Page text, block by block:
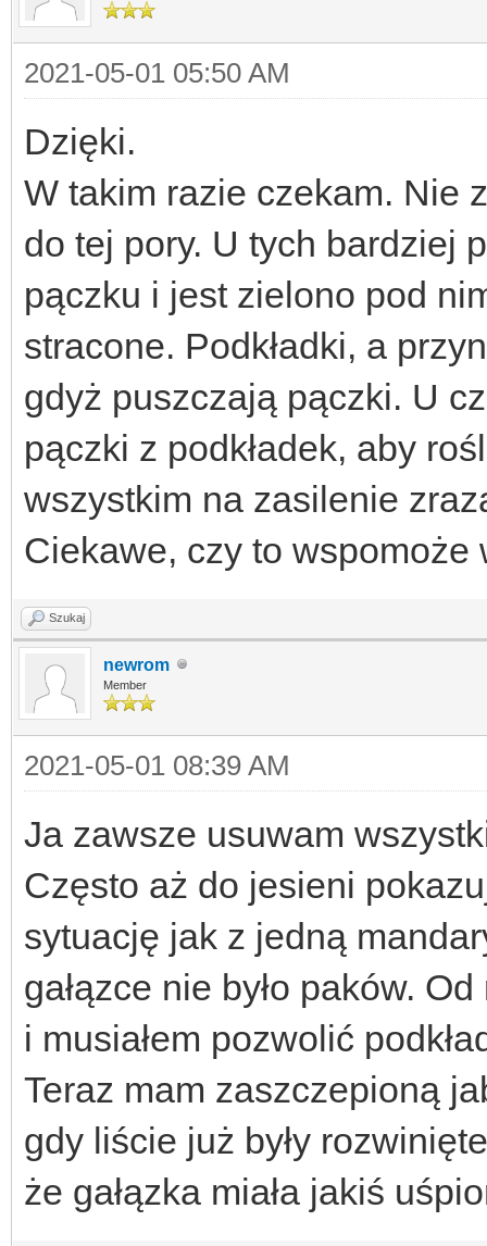
2021-05-01 05:50 AM
Dzięki.
W takim razie czekam. Nie
do tej pory. U tych bardziej
pączku i jest zielono pod
stracone. Podkładki, a
gdyż puszczają pączki. U
pączki z podkładek, aby
wszystkim na zasilenie
Ciekawe, czy to
Szukaj
newrom
Member
2021-05-01 08:39 AM
Ja zawsze usuwam
Często aż do jesieni
sytuację jak z jedną
gałązce nie było paków.
i musiałem pozwolić
Teraz mam zaszczepioną
gdy liście już były
że gałązka miała jakiś